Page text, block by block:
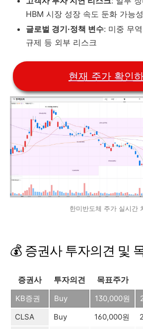
HBM 시장 성장 속도 둔화 가능성
글로벌 경기·정책 변수: 미중 무
규제 등 외부 리스크
현재 주가 확인하
한미반도체 주가 실시간
💰 증권사 투자의견 및
증권사 투자의견 목표주가
KB증권 Buy 130,000원
CLSA
Buy 160,000원